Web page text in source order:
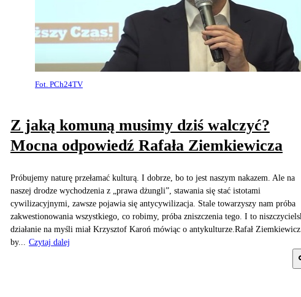
Fot. PCh24TV
Z jaką komuną musimy dziś walczyć?
Mocna odpowiedź Rafała Ziemkiewicza
Próbujemy naturę przełamać kulturą. I dobrze, bo to jest naszym nakazem. Ale na
naszej drodze wychodzenia z „prawa dżungli”, stawania się stać istotami
cywilizacyjnymi, zawsze pojawia się antycywilizacja. Stale towarzyszy nam próba
zakwestionowania wszystkiego, co robimy, próba zniszczenia tego. I to
działanie na myśli miał Krzysztof Karoń mówiąc o antykulturze.Rafał Ziemkiewicz
by...
Czytaj dalej